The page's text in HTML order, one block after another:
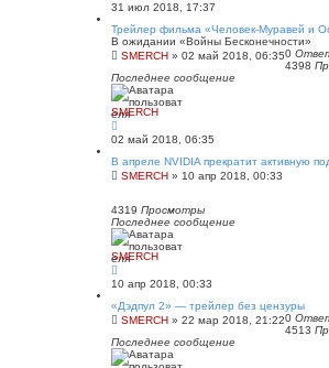
31 июл 2018, 17:37
Трейлер фильма «Человек-Муравей и
В ожидании «Войны Бесконечности»
SMERCH » 02 май 2018, 06:350
4398
Последнее сообщение
SMERCH
02 май 2018, 06:35
В апреле NVIDIA прекратит активную
SMERCH » 10 апр 2018, 00:33
4319 Просмотры
Последнее сообщение
SMERCH
10 апр 2018, 00:33
«Дэдпул 2» — трейлер без цензуры
SMERCH » 22 мар 2018, 21:220
4513
Последнее сообщение